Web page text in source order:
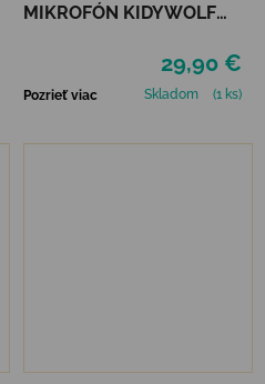
MIKROFÓN KIDYWOLF
29,90 €
Pozrieť viac Skladom (1 ks)